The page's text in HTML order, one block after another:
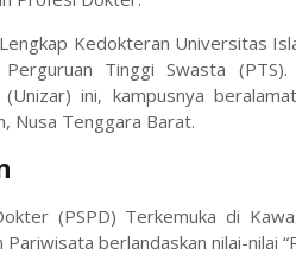
Kedokteran Universitas
Tinggi Swasta (PTS).
ini, kampusnya
Nusa Tenggara Barat.
(PSPD) Terkemuka di
berlandaskan nilai-nilai